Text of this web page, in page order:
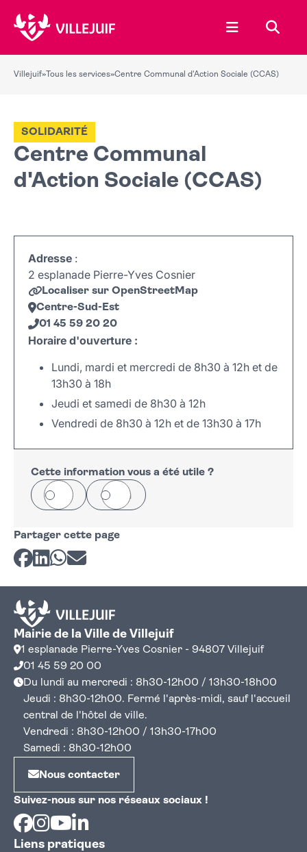
Ouvrir le
Villejuif» Tous les services»Centre Communal d'Action Sociale (CCAS)
Centre Communal
d'Action Sociale (CCAS)
SOLIDARITÉ
Adresse :
2 esplanade Pierre-Yves Cosnier
Localiser sur OpenStreetMap
Centre-Sud-Est
01 45 59 20 20
Horaire d'ouverture :
Lundi, mardi et mercredi de 8h30 à 12h et de
13h30 à 18h
Jeudi et samedi de 8h30 à 12h
Vendredi de 8h30 à 12h et de 13h30 à 17h
+
−
Leaflet |©OpenStreetMap
Cette information vous a été utile ?
Oui Non
Partager cette page
Partager sur Facebook
Partager sur LinkedIn
Partager sur Whatsapp
Partager par courriel
Mairie de la Ville de Villejuif
1 esplanade Pierre-Yves Cosnier - 94807 Villejuif
01 45 59 20 00
Du lundi au mercredi : 8h30-12h00 / 13h30-18h00
Jeudi : 8h30-12h00. Fermé l'après-midi, sauf l'accueil
central de l'hôtel de ville.
Vendredi : 8h30-12h00 / 13h30-17h00
Samedi : 8h30-12h00
Nous contacter
Suivez-nous sur nos réseaux sociaux !
Facebook
Instagram
Youtube
Liens pratiques